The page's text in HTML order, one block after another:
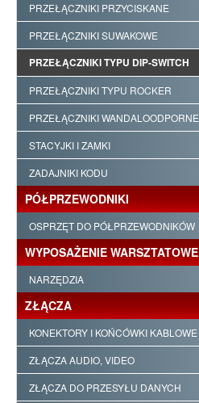
PRZEŁĄCZNIKI PRZYCISKANE
PRZEŁĄCZNIKI SUWAKOWE
PRZEŁĄCZNIKI TYPU DIP-SWITCH
PRZEŁĄCZNIKI TYPU ROCKER
PRZEŁĄCZNIKI WANDALOODPORNE
STACYJKI I ZAMKI
ZADAJNIKI KODU
PÓŁPRZEWODNIKI
OSPRZĘT DO PÓŁPRZEWODNIKÓW
WYPOSAŻENIE WARSZTATOWE
NARZĘDZIA
ZŁĄCZA
KONEKTORY I KOŃCÓWKI KABLOWE
ZŁĄCZA AUDIO, VIDEO
ZŁĄCZA DO PRZESYŁU DANYCH